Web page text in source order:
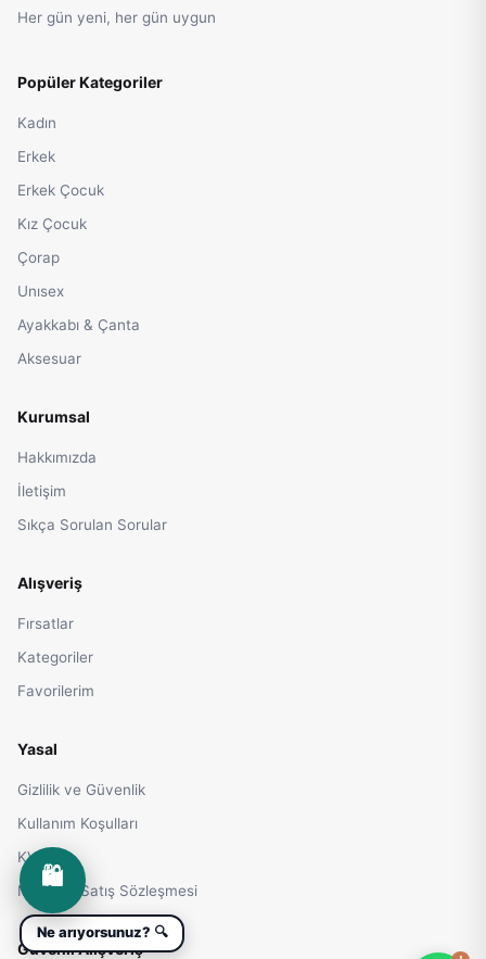
Her gün yeni, her gün uygun
Popüler Kategoriler
Kadın
Erkek
Erkek Çocuk
Kız Çocuk
Çorap
Unısex
Ayakkabı & Çanta
Aksesuar
Kurumsal
Hakkımızda
İletişim
Sıkça Sorulan Sorular
Alışveriş
Fırsatlar
Kategoriler
Favorilerim
Yasal
Gizlilik ve Güvenlik
Kullanım Koşulları
KVKK
Mesafeli Satış Sözleşmesi
Güvenli Alışveriş
🛍️
Ne arıyorsunuz? 🔍